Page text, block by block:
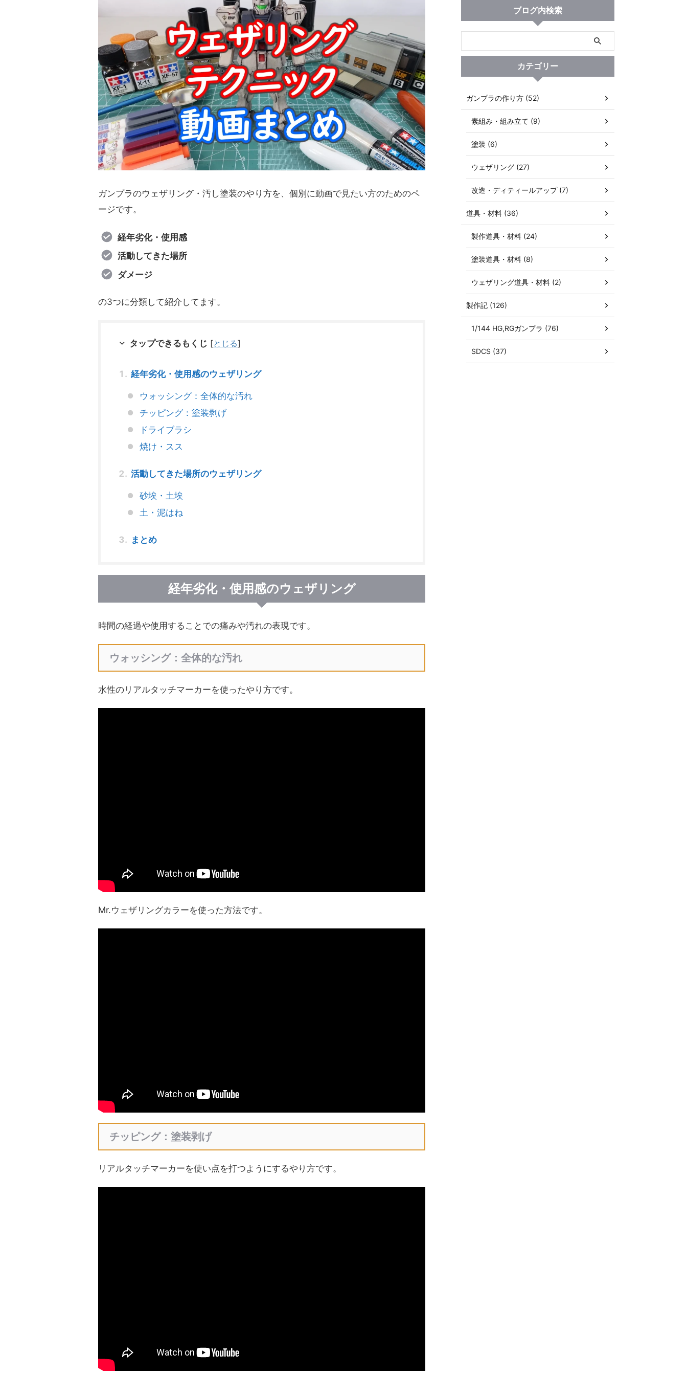
ガンプラのウェザリング・汚し塗装のやり方を、個別に動画で見たい方のためのペ
ージです。
経年劣化・使用感
活動してきた場所
ダメージ
の3つに分類して紹介してます。
タップできるもくじ [とじる]
経年劣化・使用感のウェザリング
ウォッシング：全体的な汚れ
チッピング：塗装剥げ
ドライブラシ
焼け・スス
活動してきた場所のウェザリング
砂埃・土埃
土・泥はね
まとめ
経年劣化・使用感のウェザリング
時間の経過や使用することでの痛みや汚れの表現です。
ウォッシング：全体的な汚れ
水性のリアルタッチマーカーを使ったやり方です。
Mr.ウェザリングカラーを使った方法です。
チッピング：塗装剥げ
リアルタッチマーカーを使い点を打つようにするやり方です。
ブログ内検索
カテゴリー
ガンプラの作り方 (52)
素組み・組み立て (9)
塗装 (6)
ウェザリング (27)
改造・ディティールアップ (7)
道具・材料 (36)
製作道具・材料 (24)
塗装道具・材料 (8)
ウェザリング道具・材料 (2)
製作記 (126)
1/144 HG,RGガンプラ (76)
SDCS (37)